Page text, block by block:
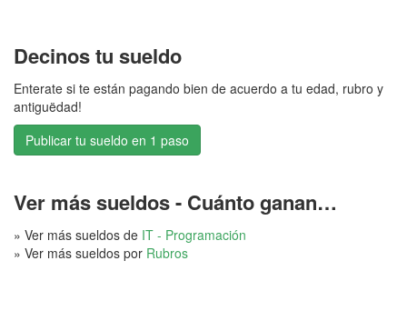
Decinos tu sueldo
Enterate si te están pagando bien de acuerdo a tu edad, rubro y
antiguëdad!
Publicar tu sueldo en 1 paso
Ver más sueldos - Cuánto ganan…
» Ver más sueldos de IT - Programación
» Ver más sueldos por Rubros